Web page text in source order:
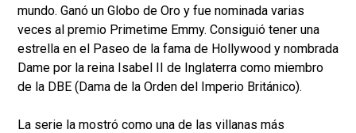
mundo. Ganó un Globo de Oro y fue nominada varias
veces al premio Primetime Emmy. Consiguió tener una
estrella en el Paseo de la fama de Hollywood y nombrada
Dame por la reina Isabel II de Inglaterra como miembro
de la DBE (Dama de la Orden del Imperio Británico).
La serie la mostró como una de las villanas más